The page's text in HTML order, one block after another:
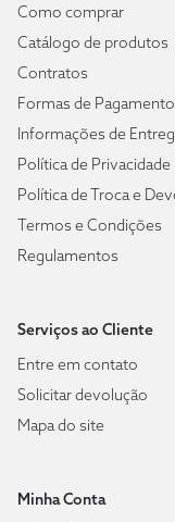
Como comprar
Catálogo de produtos
Contratos
Formas de Pagamento
Informações de
Política de Privacidade
Política de Troca e
Termos e Condições
Regulamentos
Serviços ao Cliente
Entre em contato
Solicitar devolução
Mapa do site
Minha Conta